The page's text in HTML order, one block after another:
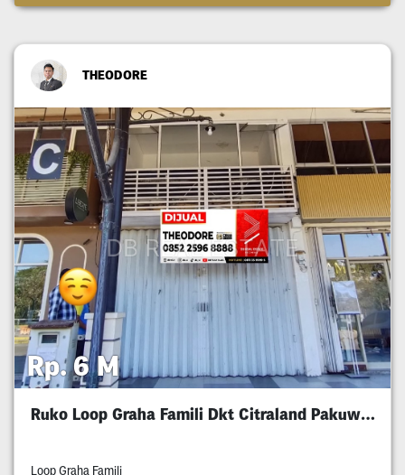
THEODORE
Rp. 6 M
Ruko Loop Graha Famili Dkt Citraland Pakuwon
Loop Graha Famili